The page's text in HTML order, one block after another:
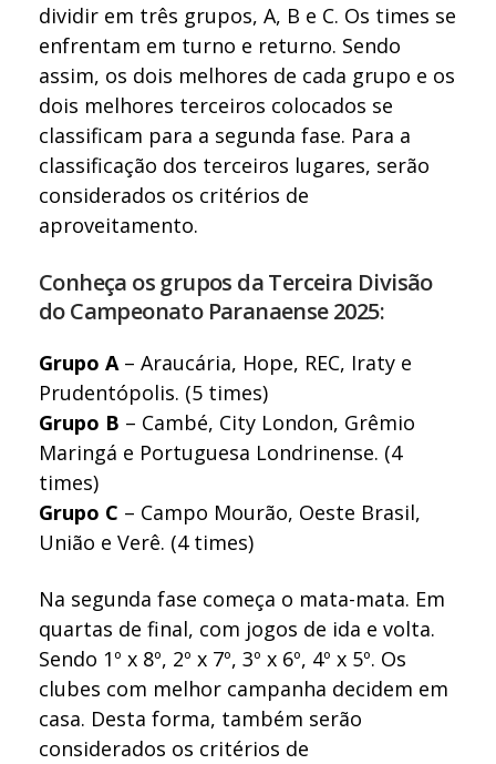
dividir em três grupos, A, B e C. Os times se
enfrentam em turno e returno. Sendo
assim, os dois melhores de cada grupo e os
dois melhores terceiros colocados se
classificam para a segunda fase. Para a
classificação dos terceiros lugares, serão
considerados os critérios de
aproveitamento.
Conheça os grupos da Terceira Divisão
do Campeonato Paranaense 2025:
Grupo A – Araucária, Hope, REC, Iraty e
Prudentópolis. (5 times)
Grupo B – Cambé, City London, Grêmio
Maringá e Portuguesa Londrinense. (4
times)
Grupo C – Campo Mourão, Oeste Brasil,
União e Verê. (4 times)
Na segunda fase começa o mata-mata. Em
quartas de final, com jogos de ida e volta.
Sendo 1º x 8º, 2º x 7º, 3º x 6º, 4º x 5º. Os
clubes com melhor campanha decidem em
casa. Desta forma, também serão
considerados os critérios de